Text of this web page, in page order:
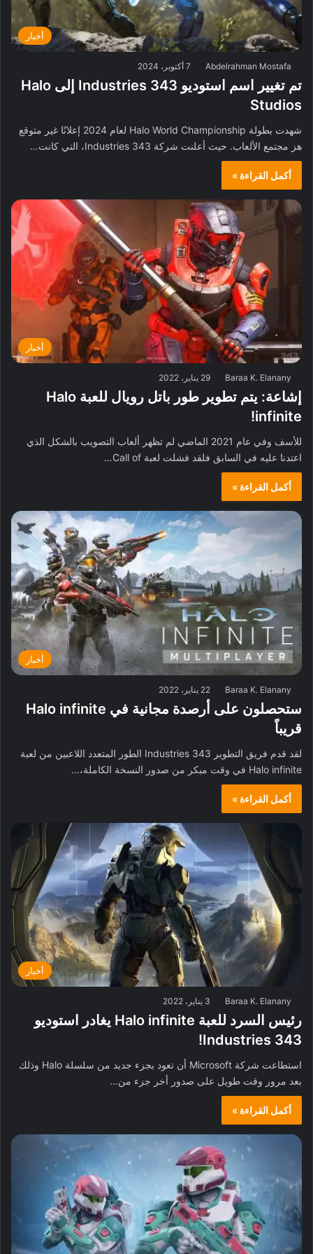
أخبار
Abdelrahman Mostafa 7 أكتوبر، 2024
تم تغيير اسم استوديو 343 Industries إلى Halo
Studios
شهدت بطولة Halo World Championship لعام 2024 إعلانًا غير متوقع
هز مجتمع الألعاب. حيث أعلنت شركة 343 Industries، التي كانت…
أكمل القراءة »
أخبار
Baraa K. Elanany 29 يناير، 2022
إشاعة: يتم تطوير طور باتل رويال للعبة Halo
infinite!
للأسف وفي عام 2021 الماضي لم تظهر ألعاب التصويب بالشكل الذي
اعتدنا عليه في السابق فلقد فشلت لعبة Call of…
أكمل القراءة »
أخبار
Baraa K. Elanany 22 يناير، 2022
ستحصلون على أرصدة مجانية في Halo infinite
قريباً
لقد قدم فريق التطوير 343 Industries الطور المتعدد اللاعبين من لعبة
Halo infinite في وقت مبكر من صدور النسخة الكاملة،…
أكمل القراءة »
أخبار
Baraa K. Elanany 3 يناير، 2022
رئيس السرد للعبة Halo infinite يغادر استوديو
343 Industries!
استطاعت شركة Microsoft أن تعود بجزء جديد من سلسلة Halo وذلك
بعد مرور وقت طويل على صدور أخر جزء من…
أكمل القراءة »